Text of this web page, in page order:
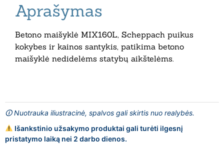
Aprašymas
Betono maišyklė MIX160L, Scheppach puikus
kokybes ir kainos santykis, patikima betono
maišyklė nedidelėms statybų aikštelėms.
🛈 Nuotrauka iliustracinė, spalvos gali skirtis nuo realybės.
Išankstinio užsakymo produktai gali turėti ilgesnį
pristatymo laiką nei 2 darbo dienos.